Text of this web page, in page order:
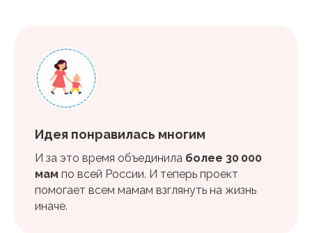
Идея понравилась многим
И за это время объединила более 30 000
мам по всей России. И теперь проект
помогает всем мамам взглянуть на жизнь
иначе.